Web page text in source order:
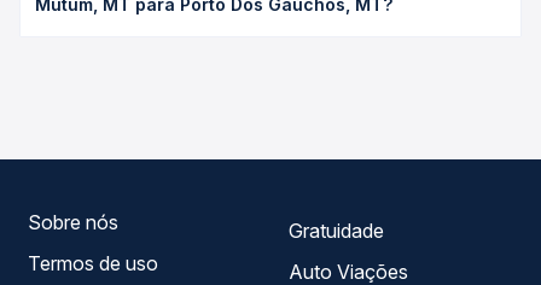
conforme a data da viagem, a empresa, o tipo de poltrona
Mutum, MT para Porto Dos Gaúchos, MT?
Sobre nós
Termos de uso
Gratuidade
Auto Viações